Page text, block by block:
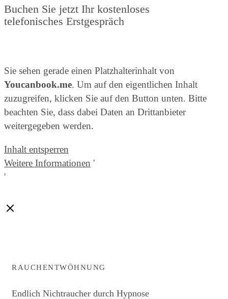
Buchen Sie jetzt Ihr kostenloses
telefonisches Erstgespräch
Sie sehen gerade einen Platzhalterinhalt von
Youcanbook.me. Um auf den eigentlichen Inhalt
zuzugreifen, klicken Sie auf den Button unten. Bitte
beachten Sie, dass dabei Daten an Drittanbieter
weitergegeben werden.
Inhalt entsperren
Weitere Informationen '
'
RAUCHENTWÖHNUNG
Endlich Nichtraucher durch Hypnose